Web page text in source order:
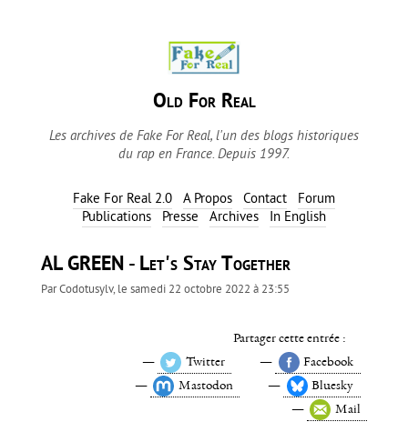
Old For Real
Les archives de Fake For Real, l'un des blogs historiques
du rap en France. Depuis 1997.
Fake For Real 2.0 A Propos Contact
Forum
Publications
Presse Archives In English
AL GREEN - Let's Stay Together
ParCodotusylv, le samedi 22 octobre 2022 à 23:55
Partager cette entrée :
Twitter
Facebook
Mastodon
Bluesky
Mail